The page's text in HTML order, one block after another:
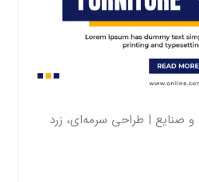
و صنایع | طراحی سرمه‌ای، زرد